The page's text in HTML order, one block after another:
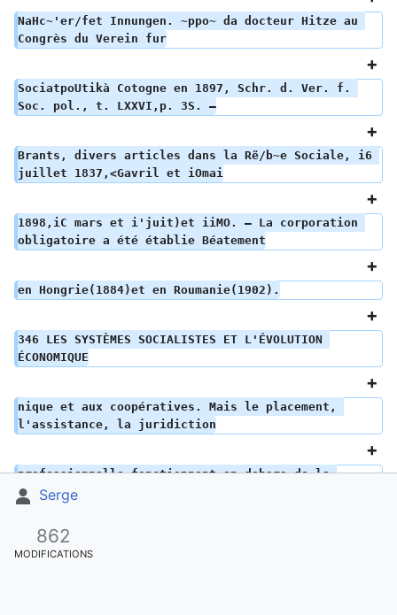
NaHc~'er/fet Innungen. ~ppo~ da docteur Hitze au
Congrès du Verein fur
SociatpoUtikà Cotogne en 1897, Schr. d. Ver. f.
Soc. pol., t. LXXVI,p. 3S. –
Brants, divers articles dans la Rë/b~e Sociale, i6
juillet 1837,<Gavril et iOmai
1898,iC mars et i'juit)et iiMO. – La corporation
obligatoire a été établie Béatement
en Hongrie(1884)et en Roumanie(1902).
346 LES SYSTÈMES SOCIALISTES ET L'ÉVOLUTION
ÉCONOMIQUE
nique et aux coopératives. Mais le placement,
l'assistance, la juridiction
professionnelle fonctionnent en dehors de la
corporation
l'institution reste inerte, incapable de soutenir
le métier contre la
Serge
862
MODIFICATIONS